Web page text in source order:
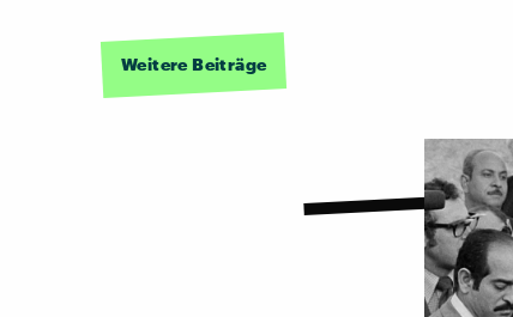
Weitere Beiträge